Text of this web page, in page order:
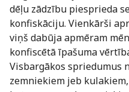
dēļu zādzību piesprieda
konfiskāciju. Vienkārši
viņš dabūja apmēram
konfiscētā īpašuma
Visbargākos spriedumus
zemniekiem jeb